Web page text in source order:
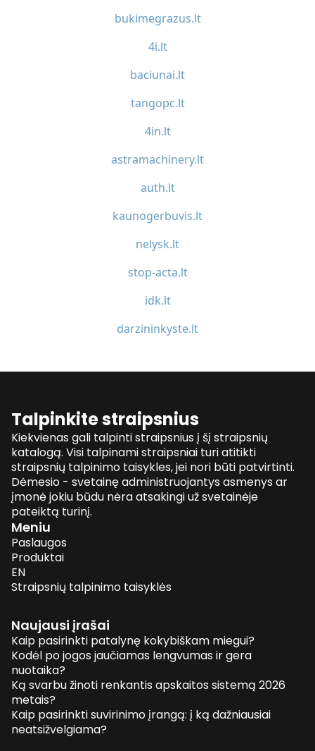
bukimegrazus.lt
4i.lt
baciunai.lt
tangopc.lt
4in.lt
astramachinery.lt
auth.lt
kaunogerbuvis.lt
nelysk.lt
stop-acta.lt
idk.lt
darzininkyste.lt
Talpinkite straipsnius
Kiekvienas gali talpinti straipsnius į šį straipsnių
katalogą. Visi talpinami straipsniai turi atitikti
straipsnių talpinimo taisykles, jei nori būti patvirtinti.
Dėmesio - svetainę administruojantys asmenys ar
įmonė jokiu būdu nėra atsakingi už svetainėje
pateiktą turinį.
Meniu
Paslaugos
Produktai
EN
Straipsnių talpinimo taisyklės
Naujausi įrašai
Kaip pasirinkti patalynę kokybiškam miegui?
Kodėl po jogos jaučiamas lengvumas ir gera
nuotaika?
Ką svarbu žinoti renkantis apskaitos sistemą 2026
metais?
Kaip pasirinkti suvirinimo įrangą: į ką dažniausiai
neatsižvelgiama?